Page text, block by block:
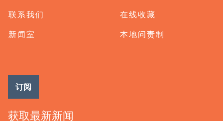
联系我们
新闻室
在线收藏
本地问责制
获取最新新闻
订阅